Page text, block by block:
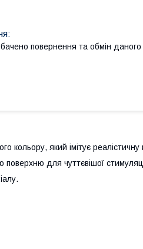
повернення та обмін даного
кольору, який імітує реалістичну
для чуттєвішої